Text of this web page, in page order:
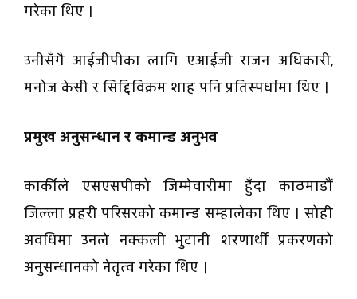
गरेका थिए ।
उनीसँगै आईजीपीका लागि एआईजी राजन अधिकारी,
मनोज केसी र सिद्दिविक्रम शाह पनि प्रतिस्पर्धामा थिए ।
प्रमुख अनुसन्धान र कमान्ड अनुभव
कार्कीले एसएसपीको जिम्मेवारीमा हुँदा काठमाडौं
जिल्ला प्रहरी परिसरको कमान्ड सम्हालेका थिए । सोही
अवधिमा उनले नक्कली भुटानी शरणार्थी प्रकरणको
अनुसन्धानको नेतृत्व गरेका थिए ।